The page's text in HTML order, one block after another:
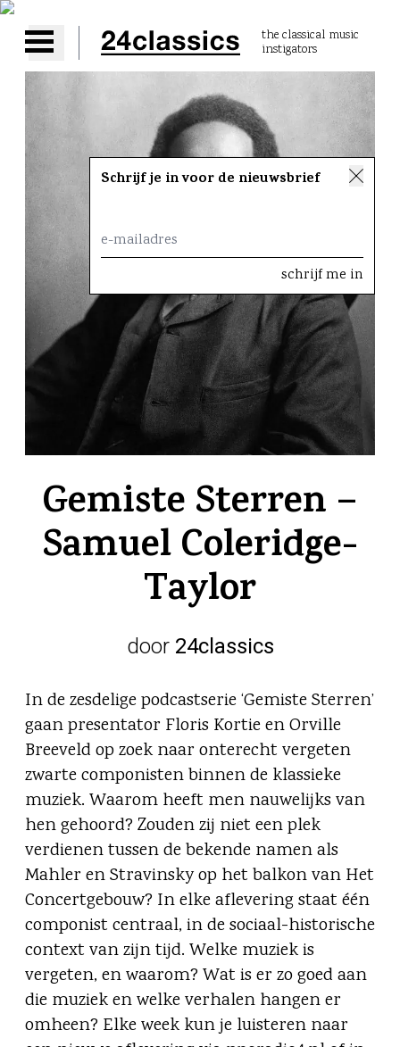
Open main menu
the classical music
instigators
Gemiste Sterren –
Samuel Coleridge-
Taylor
door 24classics
In de zesdelige podcastserie ‘Gemiste Sterren’
gaan presentator Floris Kortie en Orville
Breeveld op zoek naar onterecht vergeten
zwarte componisten binnen de klassieke
muziek. Waarom heeft men nauwelijks van
hen gehoord? Zouden zij niet een plek
verdienen tussen de bekende namen als
Mahler en Stravinsky op het balkon van Het
Concertgebouw? In elke aflevering staat één
componist centraal, in de sociaal-historische
context van zijn tijd. Welke muziek is
vergeten, en waarom? Wat is er zo goed aan
die muziek en welke verhalen hangen er
omheen? Elke week kun je luisteren naar
Schrijf je in voor de nieuwsbrief